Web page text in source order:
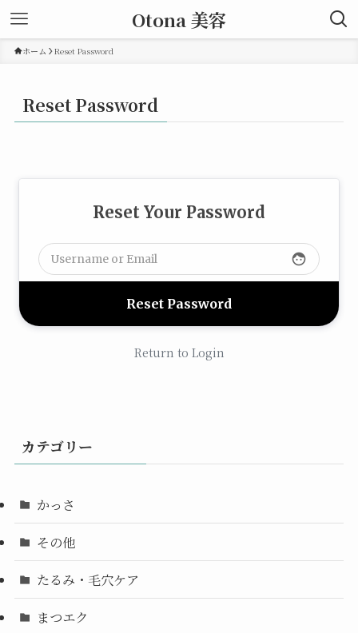
Otona 美容
ホーム Reset Password
Reset Password
Reset Your Password
face
Return to Login
カテゴリー
かっさ
その他
たるみ・毛穴ケア
まつエク